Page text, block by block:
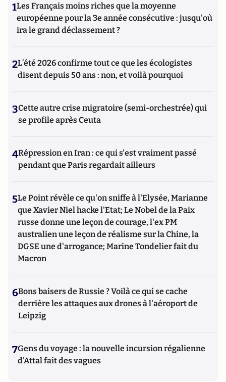
1Les Français moins riches que la moyenne
européenne pour la 3e année consécutive : jusqu'où
ira le grand déclassement ?
2L’été 2026 confirme tout ce que les écologistes
disent depuis 50 ans : non, et voilà pourquoi
3Cette autre crise migratoire (semi-orchestrée) qui
se profile après Ceuta
4Répression en Iran : ce qui s'est vraiment passé
pendant que Paris regardait ailleurs
5Le Point révèle ce qu'on sniffe à l'Elysée, Marianne
que Xavier Niel hacke l'Etat; Le Nobel de la Paix
russe donne une leçon de courage, l'ex PM
australien une leçon de réalisme sur la Chine, la
DGSE une d'arrogance; Marine Tondelier fait du
Macron
6Bons baisers de Russie ? Voilà ce qui se cache
derrière les attaques aux drones à l'aéroport de
Leipzig
7Gens du voyage : la nouvelle incursion régalienne
d'Attal fait des vagues